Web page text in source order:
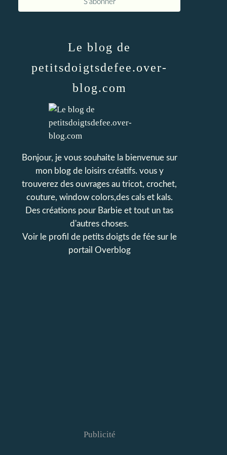
Le blog de
petitsdoigtsdefee.over-
blog.com
Bonjour, je vous souhaite la bienvenue sur
mon blog de loisirs créatifs. vous y
trouverez des ouvrages au tricot, crochet,
couture, window colors,des cals et kals.
Des créations pour Barbie et tout un tas
d'autres choses.
Voir le profil de petits doigts de féesur le
portail Overblog
Publicité